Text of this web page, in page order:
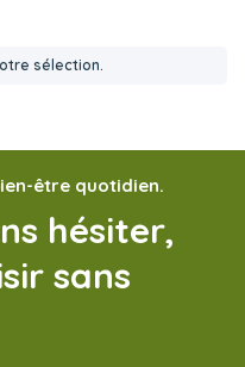
sélection.
être quotidien.
hésiter,
sans